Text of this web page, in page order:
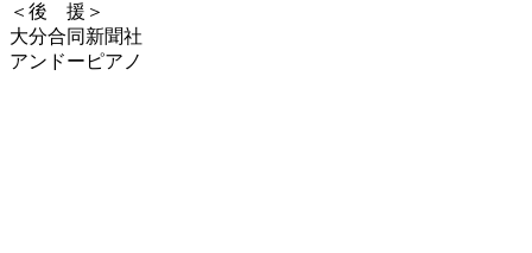
＜後 援＞
大分合同新聞社
アンドーピアノ